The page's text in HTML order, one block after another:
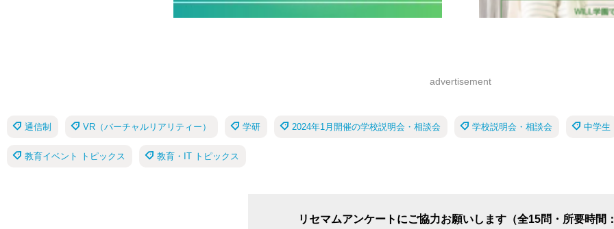
advertisement
通信制 VR（バーチャルリアリティー） 学研 2024年1月開催の学校説明会・相談会 学校説明会・相談会 中学生
教育イベント トピックス 教育・IT トピックス
リセマムアンケートにご協力お願いします（全15問・所要時間